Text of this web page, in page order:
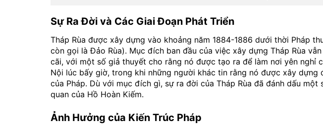
Sự Ra Đời và Các Giai Đoạn Phát Triển
Tháp Rùa được xây dựng vào khoảng năm 1884-1886 dưới thời Pháp
còn gọi là Đảo Rùa). Mục đích ban đầu của việc xây dựng Tháp Rùa
cãi, với một số giả thuyết cho rằng nó được tạo ra để làm nơi yên nghỉ
Nội lúc bấy giờ, trong khi những người khác tin rằng nó được xây dựng
của Pháp. Dù với mục đích gì, sự ra đời của Tháp Rùa đã đánh dấu
quan của Hồ Hoàn Kiếm.
Ảnh Hưởng của Kiến Trúc Pháp